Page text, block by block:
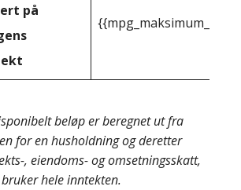
på
beløp er beregnet ut fra
for en husholdning og deretter
, eiendoms- og omsetningsskatt,
hele inntekten.